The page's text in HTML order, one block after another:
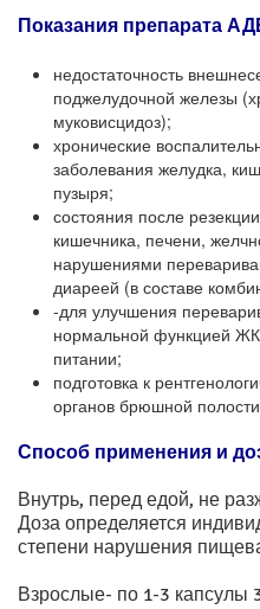
Показания препарата
недостаточность
поджелудочной железы
муковисцидоз);
хронические
заболевания желудка,
пузыря;
состояния после
кишечника, печени,
нарушениями
диареей (в составе
-для улучшения
нормальной функцией
питании;
подготовка к
органов брюшной
Способ применения и
Внутрь, перед едой, не
Доза определяется
степени нарушения
Взрослые- по 1-3 капсулы